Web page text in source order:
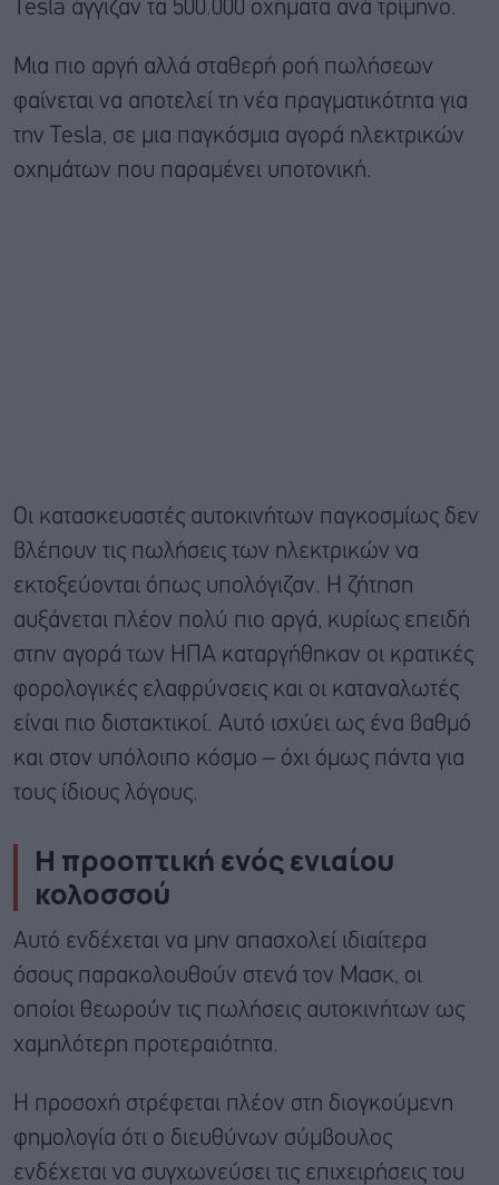
Tesla άγγιζαν τα 500.000 οχήματα ανά τρίμηνο.
Μια πιο αργή αλλά σταθερή ροή πωλήσεων
φαίνεται να αποτελεί τη νέα πραγματικότητα για
την Tesla, σε μια παγκόσμια αγορά ηλεκτρικών
οχημάτων που παραμένει υποτονική.
Οι κατασκευαστές αυτοκινήτων παγκοσμίως δεν
βλέπουν τις πωλήσεις των ηλεκτρικών να
εκτοξεύονται όπως υπολόγιζαν. Η ζήτηση
αυξάνεται πλέον πολύ πιο αργά, κυρίως επειδή
στην αγορά των ΗΠΑ καταργήθηκαν οι κρατικές
φορολογικές ελαφρύνσεις και οι καταναλωτές
είναι πιο διστακτικοί. Αυτό ισχύει ως ένα βαθμό
και στον υπόλοιπο κόσμο – όχι όμως πάντα για
τους ίδιους λόγους.
Η προοπτική ενός ενιαίου
κολοσσού
Αυτό ενδέχεται να μην απασχολεί ιδιαίτερα
όσους παρακολουθούν στενά τον Μασκ, οι
οποίοι θεωρούν τις πωλήσεις αυτοκινήτων ως
χαμηλότερη προτεραιότητα.
Η προσοχή στρέφεται πλέον στη διογκούμενη
φημολογία ότι ο διευθύνων σύμβουλος
ενδέχεται να συγχωνεύσει τις επιχειρήσεις του